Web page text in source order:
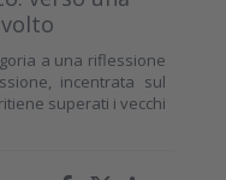
a una riflessione
incentrata sul
superati i vecchi